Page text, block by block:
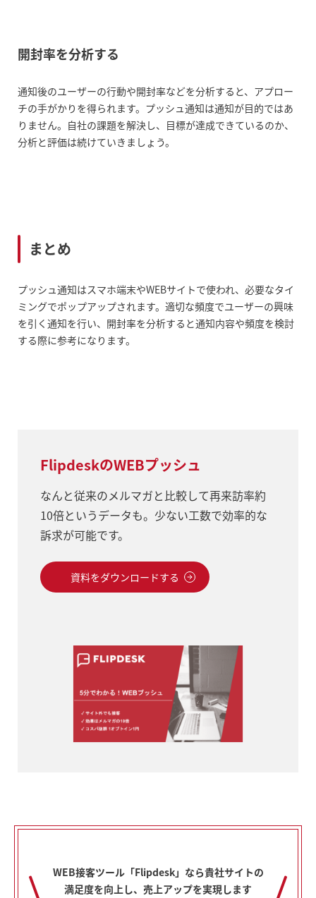
開封率を分析する
通知後のユーザーの行動や開封率などを分析すると、アプロー
チの手がかりを得られます。プッシュ通知は通知が目的ではあ
りません。自社の課題を解決し、目標が達成できているのか、
分析と評価は続けていきましょう。
まとめ
プッシュ通知はスマホ端末やWEBサイトで使われ、必要なタイ
ミングでポップアップされます。適切な頻度でユーザーの興味
を引く通知を行い、開封率を分析すると通知内容や頻度を検討
する際に参考になります。
FlipdeskのWEBプッシュ
なんと従来のメルマガと比較して再来訪率約
10倍というデータも。少ない工数で効率的な
訴求が可能です。
資料をダウンロードする
WEB接客ツール「Flipdesk」なら貴社サイトの
満足度を向上し、売上アップを実現します